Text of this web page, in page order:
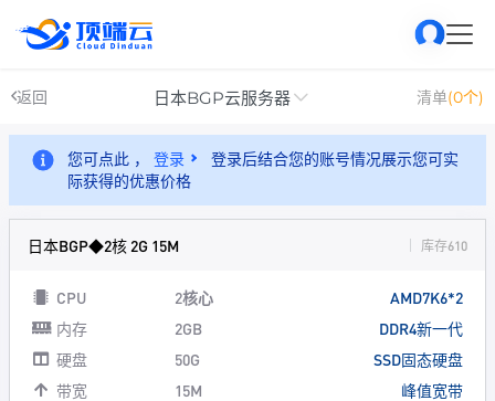
返回 日本BGP云服务器 清单(0个)
您可点此 ， 登录
登录后结合您的账号情况展示您可实
际获得的优惠价格
日本BGP◆2核 2G 15M 库存610
CPU 2核心
AMD7K6*2
内存
2GB
DDR4新一代
硬盘
50G
SSD固态硬盘
带宽
15M
峰值宽带